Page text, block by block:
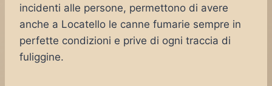
incidenti alle persone, permettono di avere
anche a Locatello le canne fumarie sempre in
perfette condizioni e prive di ogni traccia di
fuliggine.